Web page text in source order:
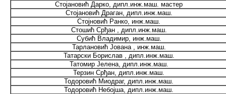
Стојановић Дарко, дипл.инж.маш. мастер
Стојановић Драган, дипл.инж.маш.
Стојновић Ранко, инж.маш.
Стошић Срђан , дипл.инж.маш.
Субић Владимир, инж.маш.
Тарлановић Јована , инж.маш.
Татарски Борислав , дипл.инж.маш.
Татомир Јелена, дипл.инж.маш.
Терзин Срђан, дипл.инж.маш.
Тодоровић Миодраг, дипл.инж.маш.
Тодоровић Небојша, дипл.инж.маш.